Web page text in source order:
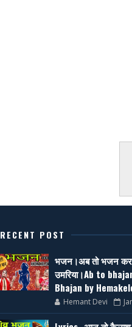
RECENT POST
भजन।अब तो भजन कर
उमरिया।Ab to
Bhajan by
Hemant Devi